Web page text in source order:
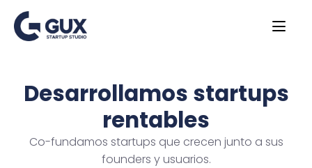
Desarrollamos startups
rentables
Co-fundamos startups que crecen junto a sus
founders y usuarios.